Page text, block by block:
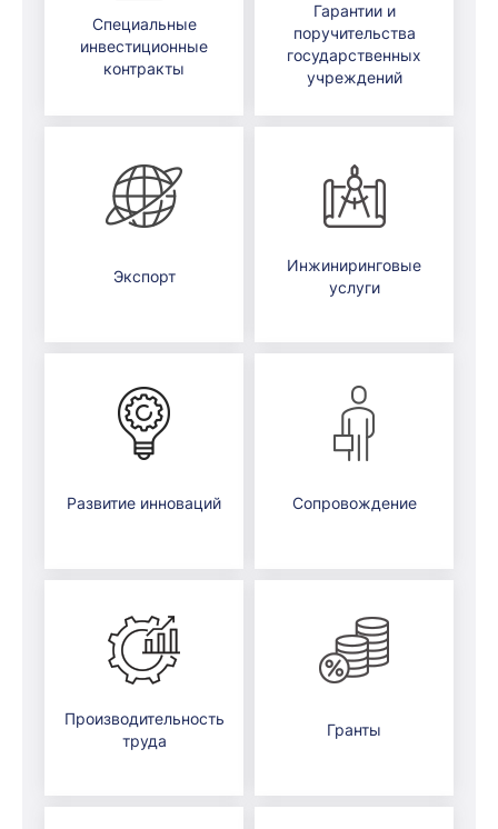
Специальные
инвестиционные
контракты
Гарантии и
поручительства
государственных
учреждений
Экспорт
Инжиниринговые
услуги
Развитие инноваций Сопровождение
Производительность
труда
Гранты